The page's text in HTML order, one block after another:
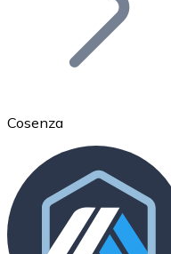
Ethereum
ETH
Cosenza